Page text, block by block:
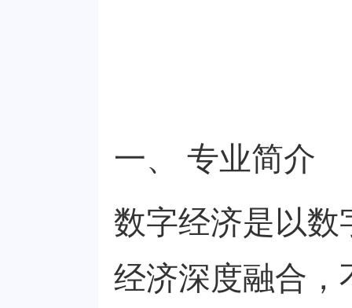
一、 专业简介
数字经济是以数
经济深度融合，